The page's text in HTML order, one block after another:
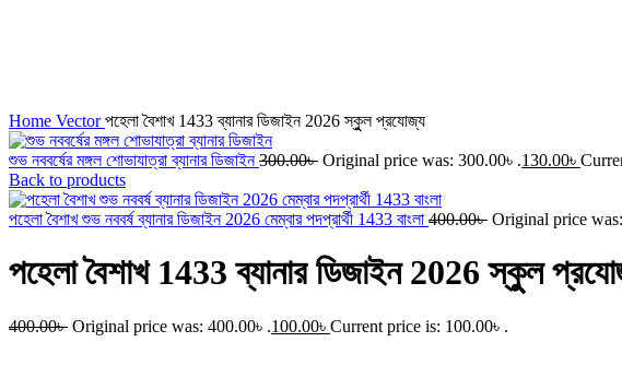
Home Vectorপহেলা বৈশাখ 1433 ব্যানার ডিজাইন 2026 স্কুুল প্রযোজ্য
শুভ নববর্ষের মঙ্গল শোভাযাত্রা ব্যানার ডিজাইন300.00৳ Original price was: 300.00৳ .130.00৳
Back to products
পহেলা বৈশাখ শুভ নববর্ষ ব্যানার ডিজাইন 2026 মেম্বার পদপ্রার্থী 1433 বাংলা 400.00৳ Original price
পহেলা বৈশাখ 1433 ব্যানার ডিজাইন 2026 স্কুুল
400.00৳ Original price was: 400.00৳ .100.00৳ Current price is: 100.00৳ .